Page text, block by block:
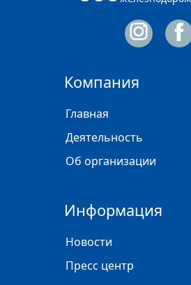
Компания
Главная
Деятельность
Об организации
Информация
Новости
Пресс центр